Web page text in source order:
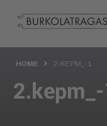
HOME 2.KEPM_-1
2.kepm_-